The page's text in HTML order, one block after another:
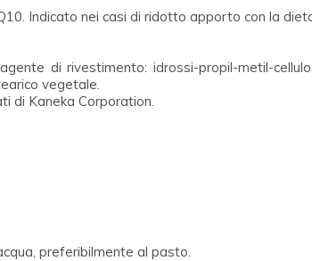
Indicato nei casi di ridotto apporto con la
di rivestimento: idrossi-propil-metil-
vegetale.
di Kaneka Corporation.
preferibilmente al pasto.